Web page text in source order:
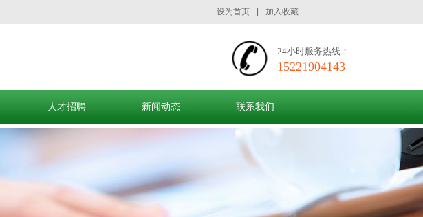
设为首页 加入收藏
24小时服务热线：
15221904143
人才招聘 新闻动态 联系我们